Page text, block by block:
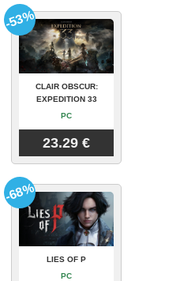
CLAIR OBSCUR:
EXPEDITION 33
PC
23.29 €
-53%
LIES OF P
PC
-68%